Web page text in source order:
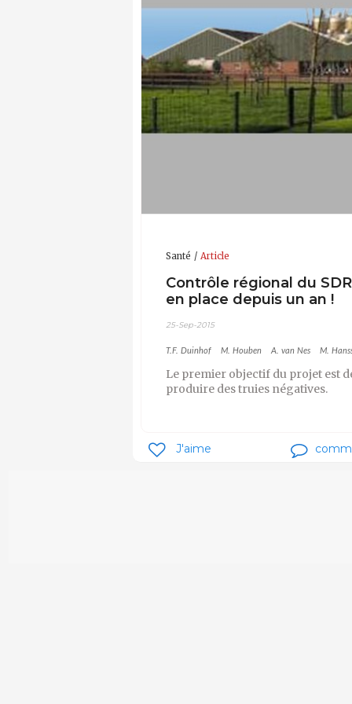
Santé Article
Contrôle régional du
en place depuis un an !
25-Sep-2015
T.F. Duinhof M. Houben A. van Nes M.
Le premier objectif du projet est
produire des truies négatives.
J'aime